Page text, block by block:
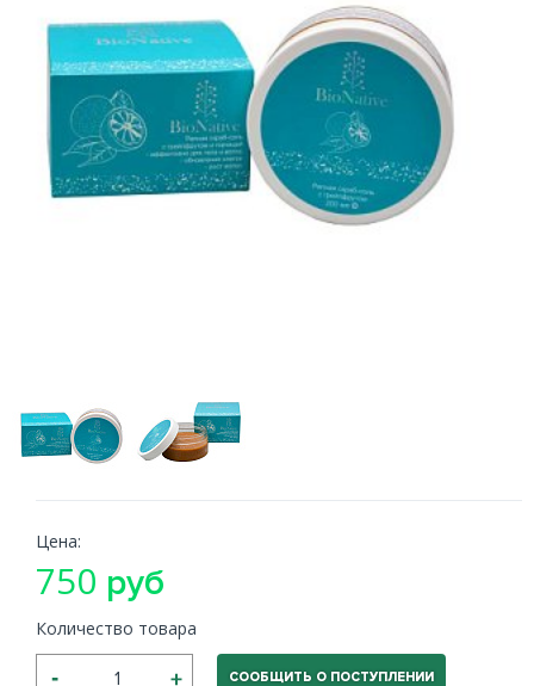
Цена:
750 руб
Количество товара
СООБЩИТЬ О ПОСТУПЛЕНИИ